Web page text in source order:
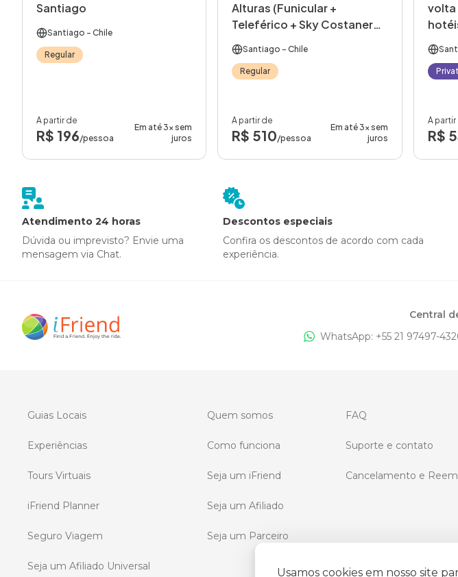
Usamos cookies em nosso site
Santiago
Santiago - Chile
Regular
A partir de
R$ 196/pessoa
Em até 3x sem
juros
Alturas (Funicular +
Teleférico + Sky Costanera)
– Meio Dia
Santiago - Chile
Regular
A partir de
R$ 510/pessoa
Em até 3x sem
juros
volta
Viña
A partir
R$
Atendimento 24 horas
Dúvida ou imprevisto? Envie uma
mensagem via Chat.
Descontos especiais
Confira os descontos de acordo com cada
experiência.
Central
WhatsApp: +55 21 97497-
Guias Locais
Experiências
Tours Virtuais
iFriend Planner
Seguro Viagem
Seja um Afiliado Universal
Quem somos
Como funciona
Seja um iFriend
Seja um Afiliado
Seja um Parceiro
FAQ
Suporte e contato
Cancelamento e